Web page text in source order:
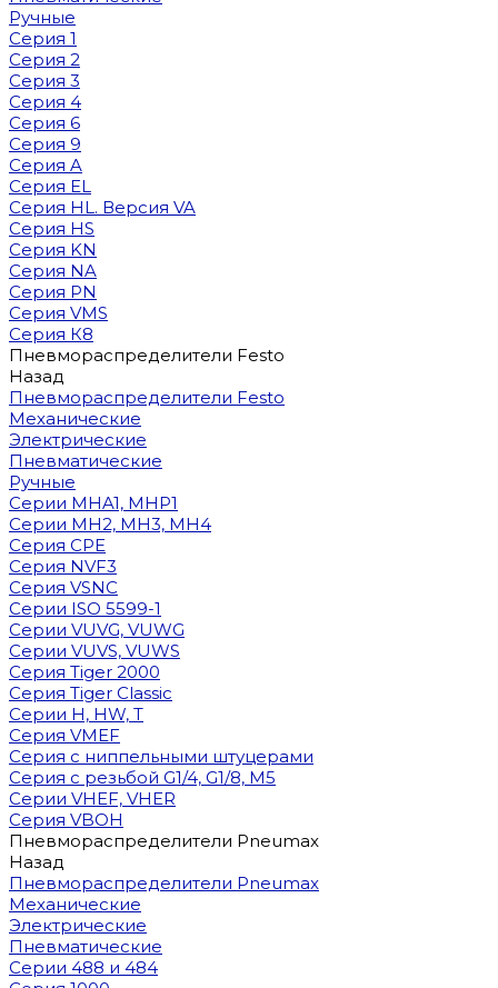
Ручные
Серия 1
Серия 2
Серия 3
Серия 4
Серия 6
Серия 9
Серия A
Серия EL
Серия HL. Версия VA
Серия HS
Серия KN
Серия NA
Серия PN
Серия VMS
Серия К8
Пневмораспределители Festo
Назад
Пневмораспределители Festo
Механические
Электрические
Пневматические
Ручные
Cерии MHA1, MHP1
Cерии MH2, MH3, MH4
Cерия CPE
Серия NVF3
Серия VSNC
Серии ISO 5599-1
Серии VUVG, VUWG
Серии VUVS, VUWS
Серия Tiger 2000
Серия Tiger Classic
Серии H, HW, T
Серия VMEF
Серия с ниппельными штуцерами
Серия с резьбой G1/4, G1/8, М5
Серии VHEF, VHER
Серия VBOH
Пневмораспределители Pneumax
Назад
Пневмораспределители Pneumax
Механические
Электрические
Пневматические
Серии 488 и 484